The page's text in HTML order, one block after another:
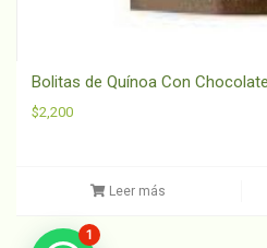
Bolitas de Quínoa Con
$2,200
Leer más
1